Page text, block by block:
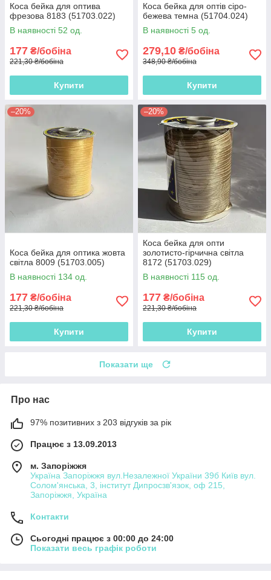
Коса бейка для оптива
фрезова 8183 (51703.022)
В наявності 52 од.
177 ₴/бобіна
221,30 ₴/бобіна
Купити
Коса бейка для оптів сіро-
бежева темна (51704.024)
В наявності 5 од.
279,10 ₴/бобіна
348,90 ₴/бобіна
Купити
–20%
Коса бейка для оптика жовта
світла 8009 (51703.005)
В наявності 134 од.
177 ₴/бобіна
221,30 ₴/бобіна
Купити
–20%
Коса бейка для опти
золотисто-гірчична світла
8172 (51703.029)
В наявності 115 од.
177 ₴/бобіна
221,30 ₴/бобіна
Купити
Показати ще
Про нас
97% позитивних з 203 відгуків за рік
Працює з 13.09.2013
м. Запоріжжя
Україна Запоріжжя вул.Незалежної України 39б Київ вул.
Солом'янська, 3, інститут Дипросзв'язок, оф 215,
Запоріжжя, Україна
Контакти
Сьогодні працює з 00:00 до 24:00
Показати весь графік роботи